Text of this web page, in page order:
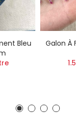
Bleu
Galon À